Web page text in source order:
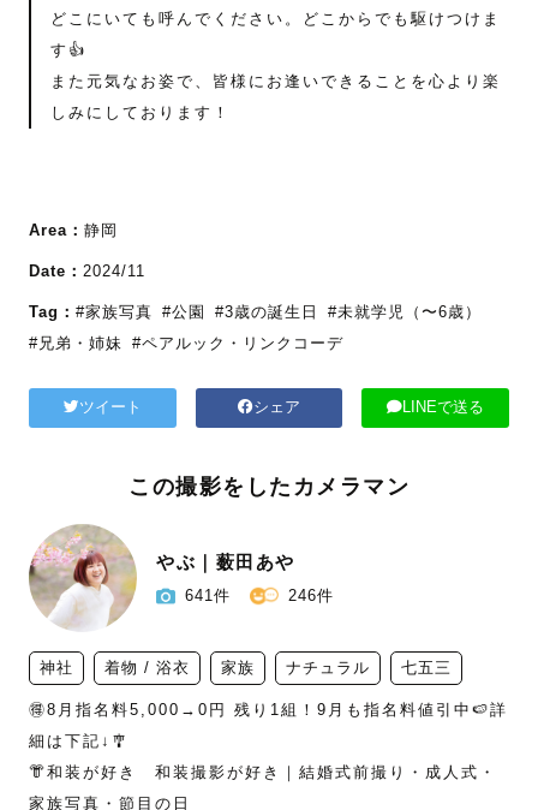
どこにいても呼んでください。どこからでも駆けつけま
す👍️
また元気なお姿で、皆様にお逢いできることを心より楽
しみにしております！
Area： 静岡
Date： 2024/11
Tag： #家族写真 #公園 #3歳の誕生日
#未就学児（〜6歳）
#兄弟・姉妹 #ペアルック・リンクコーデ
ツイート シェア LINEで送る
この撮影をしたカメラマン
やぶ｜薮田あや
641件 246件
神社 着物 / 浴衣 家族 ナチュラル 七五三
🉐8月指名料5,000→0円 残り1組！9月も指名料値引中🍉詳
細は下記↓🎐
👘和装が好き　和装撮影が好き｜結婚式前撮り・成人式・
家族写真・節目の日